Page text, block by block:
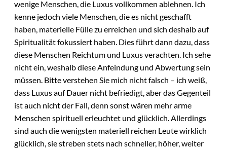
wenige Menschen, die Luxus vollkommen ablehnen. Ich
kenne jedoch viele Menschen, die es nicht geschafft
haben, materielle Fülle zu erreichen und sich deshalb auf
Spiritualität fokussiert haben. Dies führt dann dazu, dass
diese Menschen Reichtum und Luxus verachten. Ich sehe
nicht ein, weshalb diese Anfeindung und Abwertung sein
müssen. Bitte verstehen Sie mich nicht falsch – ich weiß,
dass Luxus auf Dauer nicht befriedigt, aber das Gegenteil
ist auch nicht der Fall, denn sonst wären mehr arme
Menschen spirituell erleuchtet und glücklich. Allerdings
sind auch die wenigsten materiell reichen Leute wirklich
glücklich, sie streben stets nach schneller, höher, weiter